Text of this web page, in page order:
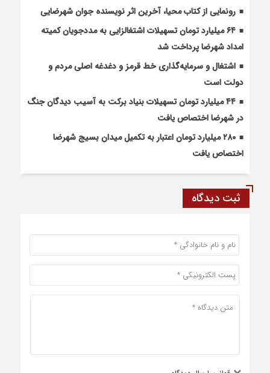
رونمایی از کتاب محیا، آخرین اثر نویسنده جوان شهرضایی
۶۴ میلیارد تومان تسهیلات اشتغالزایی به مددجویان کمیته
امداد شهرضا پرداخت شد
اشتغال و سرمایه‌گذاری خط قرمز و دغدغه اصلی مردم و
دولت است
۴۴ میلیارد تومان تسهیلات بنیاد برکت به آسیب دیدگان جنگ
در شهرضا اختصاص یافت
۲۸۰ میلیارد تومان اعتبار به تکمیل میدان بسیج شهرضا
اختصاص یافت
ثبت دیدگاه